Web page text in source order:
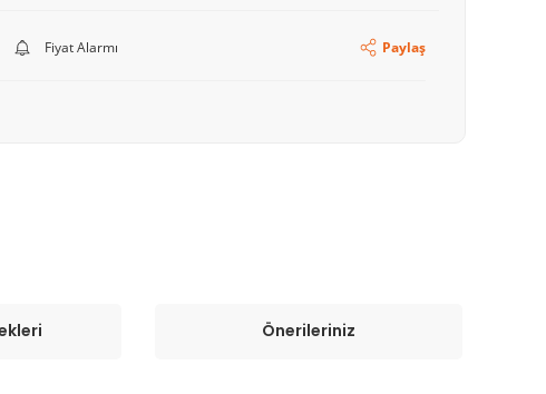
Fiyat Alarmı Paylaş
Önerileriniz